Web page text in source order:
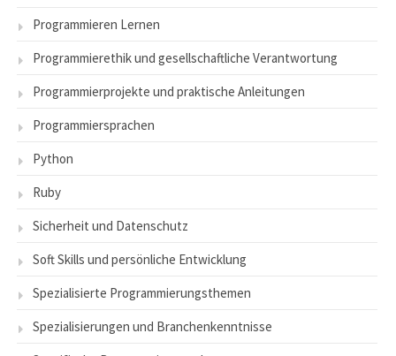
Programmieren Lernen
Programmierethik und gesellschaftliche Verantwortung
Programmierprojekte und praktische Anleitungen
Programmiersprachen
Python
Ruby
Sicherheit und Datenschutz
Soft Skills und persönliche Entwicklung
Spezialisierte Programmierungsthemen
Spezialisierungen und Branchenkenntnisse